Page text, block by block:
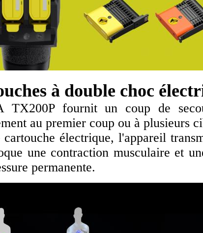
à double choc
TX200P fournit un coup de
au premier coup ou à plusieurs
cartouche électrique, l'appareil
une contraction musculaire et
permanente.